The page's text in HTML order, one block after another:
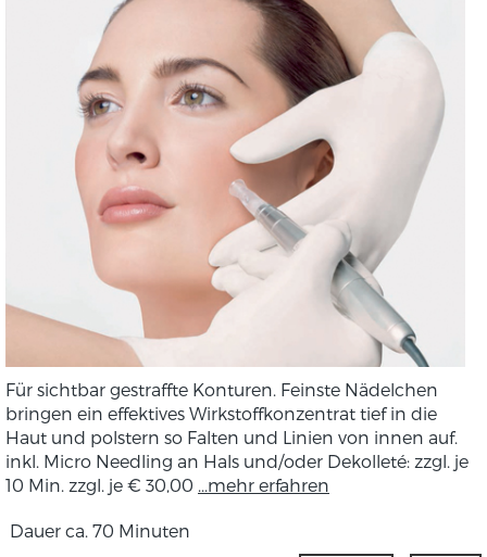
Für sichtbar gestraffte Konturen. Feinste Nädelchen
bringen ein effektives Wirkstoffkonzentrat tief in die
Haut und polstern so Falten und Linien von innen auf.
inkl. Micro Needling an Hals und/oder Dekolleté: zzgl. je
10 Min. zzgl. je € 30,00 ...mehr erfahren
Dauer ca. 70 Minuten